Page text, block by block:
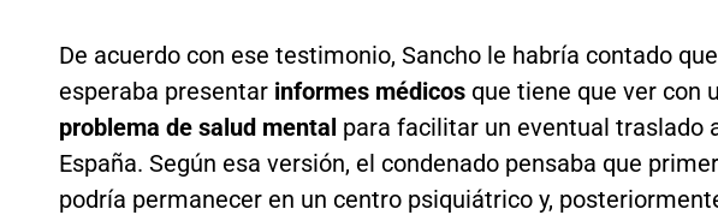
De acuerdo con ese testimonio, Sancho le habría contado que
esperaba presentar informes médicosque tiene que ver con
problema de salud mental para facilitar un eventual traslado
España. Según esa versión, el condenado pensaba que
podría permanecer en un centro psiquiátrico y,